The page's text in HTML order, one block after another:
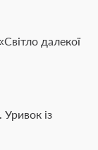
далекої
із